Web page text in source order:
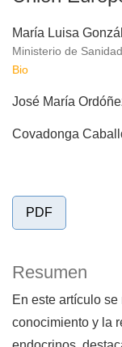
María Luisa
Ministerio de Sanidad
Bio
José María
Covadonga
PDF
Resumen
En este artículo
conocimiento y la